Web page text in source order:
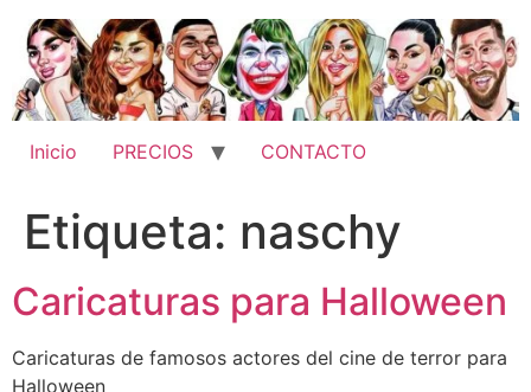
contenido
Inicio PRECIOS CONTACTO
Etiqueta: naschy
Caricaturas para Halloween
Caricaturas de famosos actores del cine de terror para
Halloween